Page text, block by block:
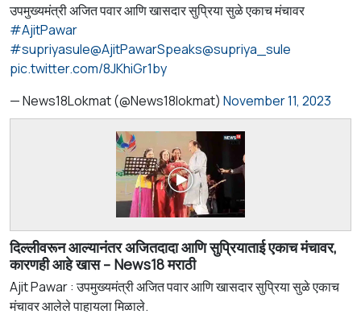
उपमुख्यमंत्री अजित पवार आणि खासदार सुप्रिया सुळे एकाच मंचावर
#AjitPawar
#supriyasule@AjitPawarSpeaks@supriya_sule
pic.twitter.com/8JKhiGr1by
— News18Lokmat (@News18lokmat) November 11, 2023
दिल्लीवरून आल्यानंतर अजितदादा आणि सुप्रियाताई एकाच मंचावर,
कारणही आहे खास – News18 मराठी
Ajit Pawar : उपमुख्यमंत्री अजित पवार आणि खासदार सुप्रिया सुळे एकाच
मंचावर आलेले पाहायला मिळाले.